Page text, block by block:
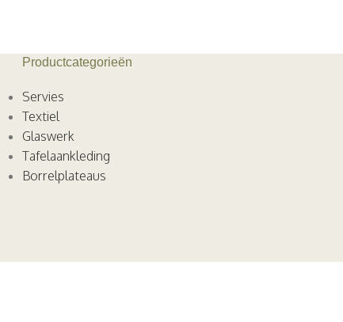
Productcategorieën
Servies
Textiel
Glaswerk
Tafelaankleding
Borrelplateaus